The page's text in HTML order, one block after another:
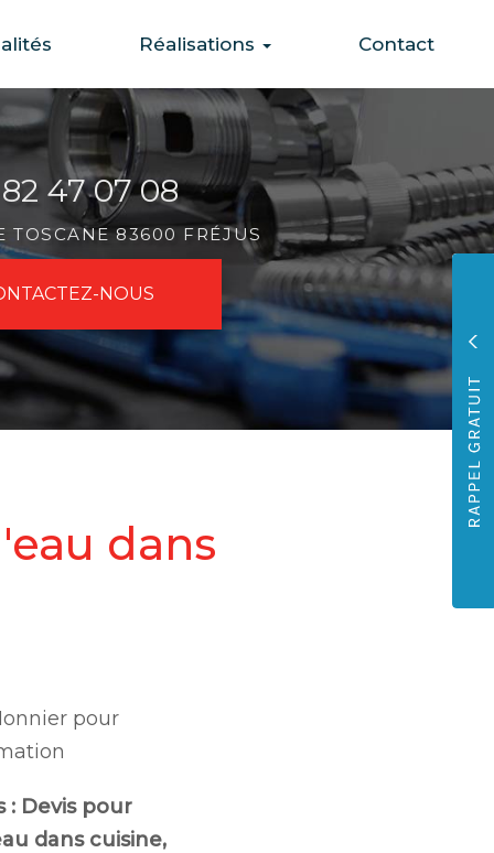
Réalisations Contact
47 07 08
TOSCANE 83600 FRÉJUS
NOUS
dans
pour
: Devis pour
dans cuisine,